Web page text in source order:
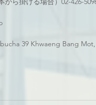
39 Khwaeng Bang